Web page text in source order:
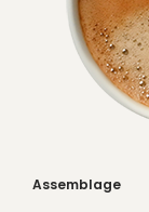
Assemblage